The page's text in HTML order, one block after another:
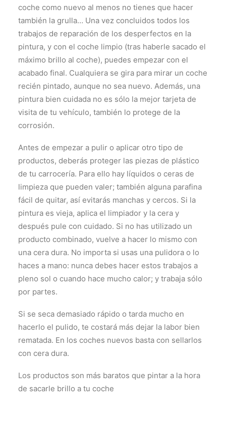
coche como nuevo al menos no tienes que hacer
también la grulla… Una vez concluidos todos los
trabajos de reparación de los desperfectos en la
pintura, y con el coche limpio (tras haberle sacado el
máximo brillo al coche), puedes empezar con el
acabado final. Cualquiera se gira para mirar un coche
recién pintado, aunque no sea nuevo. Además, una
pintura bien cuidada no es sólo la mejor tarjeta de
visita de tu vehículo, también lo protege de la
corrosión.
Antes de empezar a pulir o aplicar otro tipo de
productos, deberás proteger las piezas de plástico
de tu carrocería. Para ello hay líquidos o ceras de
limpieza que pueden valer; también alguna parafina
fácil de quitar, así evitarás manchas y cercos. Si la
pintura es vieja, aplica el limpiador y la cera y
después pule con cuidado. Si no has utilizado un
producto combinado, vuelve a hacer lo mismo con
una cera dura. No importa si usas una pulidora o lo
haces a mano: nunca debes hacer estos trabajos a
pleno sol o cuando hace mucho calor; y trabaja sólo
por partes.
Si se seca demasiado rápido o tarda mucho en
hacerlo el pulido, te costará más dejar la labor bien
rematada. En los coches nuevos basta con sellarlos
con cera dura.
Los productos son más baratos que pintar a la hora
de sacarle brillo a tu coche